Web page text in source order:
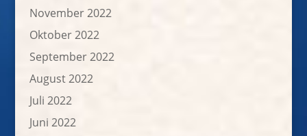
November 2022
Oktober 2022
September 2022
August 2022
Juli 2022
Juni 2022